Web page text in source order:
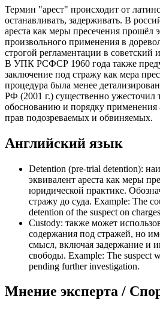
Термин "арест" происходит от
останавливать, задерживать. В
ареста как меры пресечения прошёл
произвольного применения в
строгой регламентации в
В УПК РСФСР 1960 года также
заключение под стражу как мера
процедура была менее
РФ (2001 г.) существенно ужесточил
обоснованию и порядку применения
прав подозреваемых и обвиняемых.
Английский язык
Detention (pre-trial detention):
эквивалент ареста как меры
юридической практике.
стражу до суда. Example: The
detention of the suspect on
Custody: также может
содержания под стражей, но
смысл, включая задержание и
свободы. Example: The suspect
pending further investigation.
Мнение эксперта /